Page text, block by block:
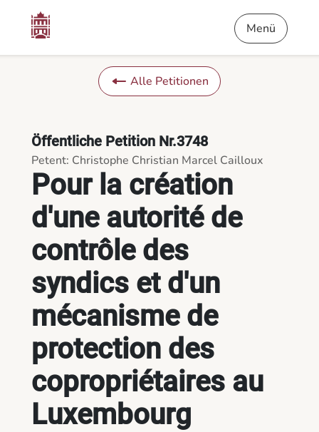
Pour la création d'une autorité de contrôle des syndics et
Menü
Alle Petitionen
Pour la création
d'une autorité de
contrôle des
syndics et d'un
mécanisme de
protection des
copropriétaires au
Luxembourg
Öffentliche Petition Nr.3748
Petent: Christophe Christian Marcel Cailloux